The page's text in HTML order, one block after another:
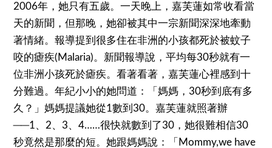
2006年，她只有五歲。一天晚上，嘉芙蓮如常收看當
天的新聞，但那晚，她卻被其中一宗新聞深深地牽動
著情緒。報導提到很多住在非洲的小孩都死於被蚊子
咬的瘧疾(Malaria)。新聞報導說，平均每30秒就有一
位非洲小孩死於瘧疾。看著看著，嘉芙蓮心裡感到十
分難過。年紀小小的她問道：「媽媽，30秒到底有多
久？」媽媽提議她從1數到30。嘉芙蓮就照著辦
──1、2、3、4……很快就數到了30，她很難相信30
秒竟然是那麼的短。她跟媽媽說：「Mommy,we have